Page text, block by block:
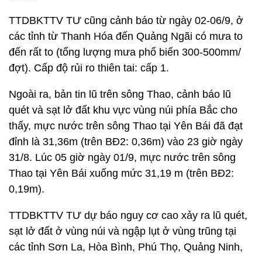
TTDBKTTV TƯ cũng cảnh báo từ ngày 02-06/9, ở
các tỉnh từ Thanh Hóa đến Quảng Ngãi có mưa to
đến rất to (tổng lượng mưa phổ biến 300-500mm/
đợt). Cấp độ rủi ro thiên tai: cấp 1.
Ngoài ra, bản tin lũ trên sông Thao, cảnh báo lũ
quét và sạt lở đất khu vực vùng núi phía Bắc cho
thấy, mực nước trên sông Thao tại Yên Bái đã đạt
đỉnh là 31,36m (trên BĐ2: 0,36m) vào 23 giờ ngày
31/8. Lúc 05 giờ ngày 01/9, mực nước trên sông
Thao tại Yên Bái xuống mức 31,19 m (trên BĐ2:
0,19m).
TTDBKTTV TƯ dự báo nguy cơ cao xảy ra lũ quét,
sạt lở đất ở vùng núi và ngập lụt ở vùng trũng tại
các tỉnh Sơn La, Hòa Bình, Phú Thọ, Quảng Ninh,